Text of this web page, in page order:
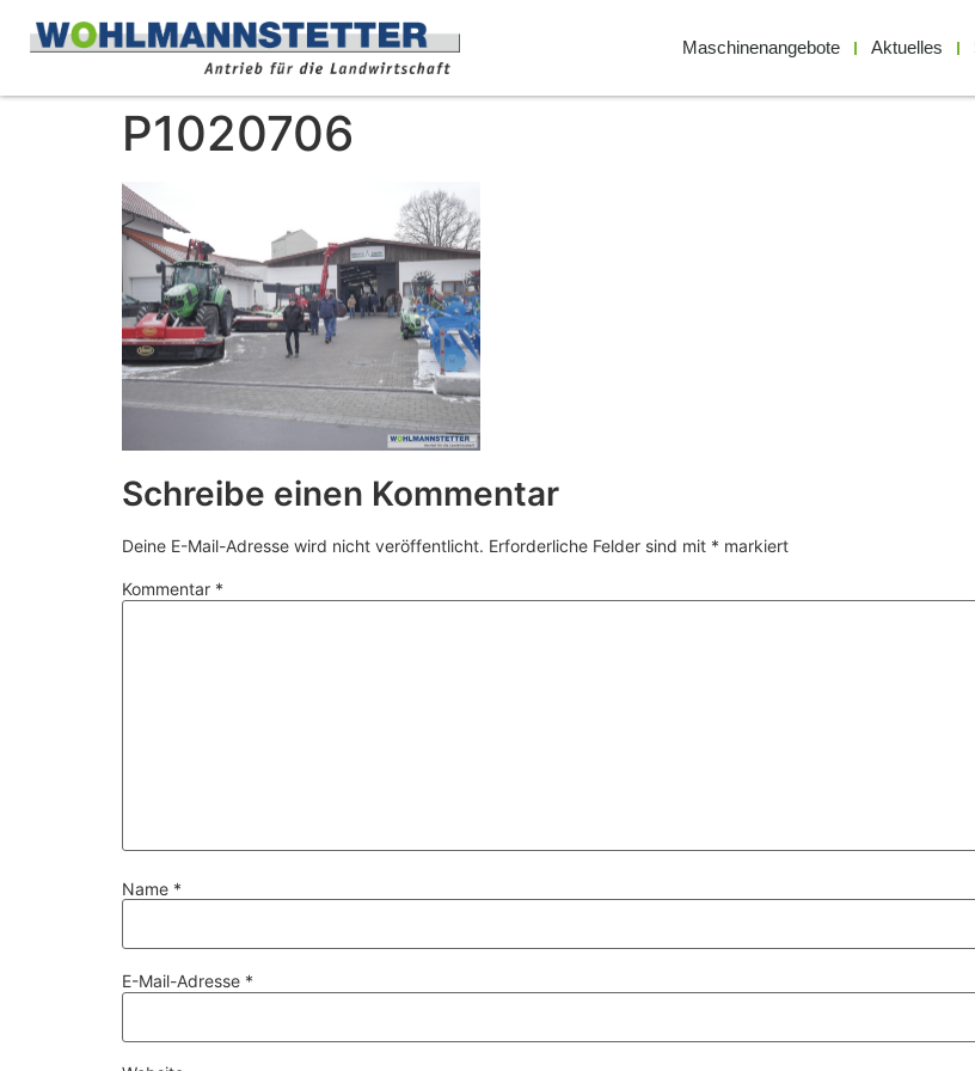
Maschinenangebote Aktuelles
P1020706
Schreibe einen Kommentar
Deine E-Mail-Adresse wird nicht veröffentlicht. Erforderliche Felder sind mit * markiert
Kommentar *
Name *
E-Mail-Adresse *